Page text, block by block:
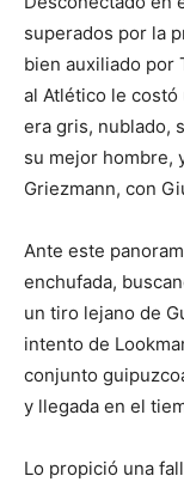
superados por la
bien auxiliado por
al Atlético le costó
era gris, nublado,
su mejor hombre,
Griezmann, con
Ante este
enchufada,
un tiro lejano de
intento de
conjunto
y llegada en el
Lo propició una